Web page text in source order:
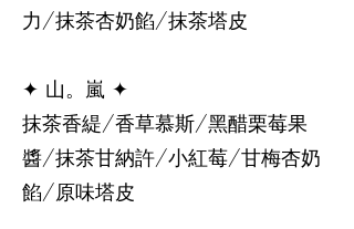
力/抹茶杏奶餡/抹茶塔皮
✦ 山。嵐 ✦
抹茶香緹/香草慕斯/黑醋栗莓果
醬/抹茶甘納許/小紅莓/甘梅杏奶
餡/原味塔皮